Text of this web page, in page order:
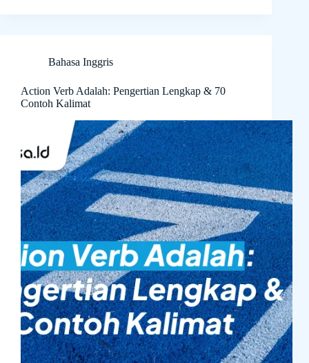
Bahasa Inggris
Action Verb Adalah: Pengertian Lengkap & 70
Contoh Kalimat